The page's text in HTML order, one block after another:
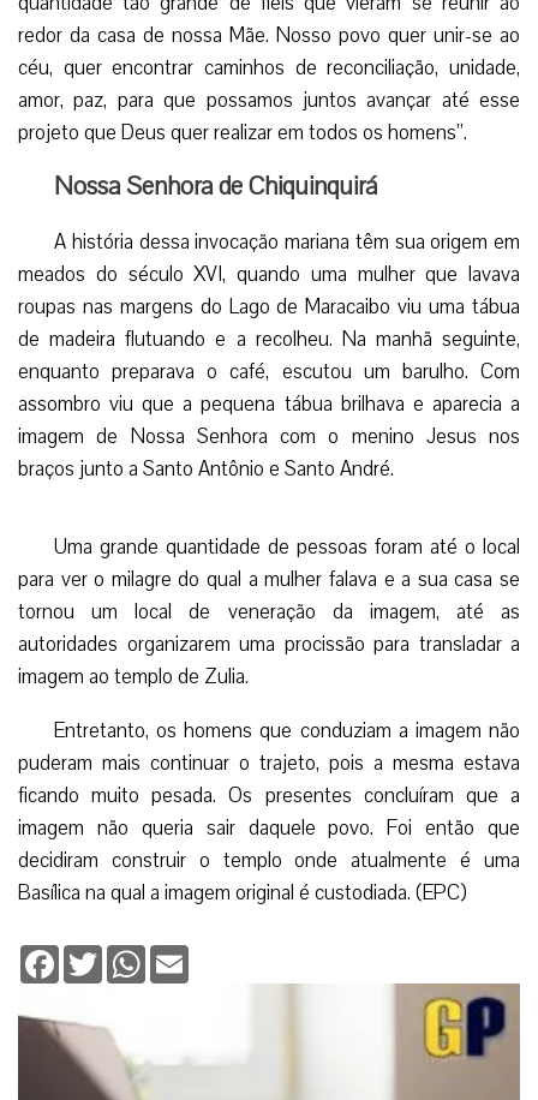
Em entrevista ao ‘Globovisión’, o Padre Nedward
Andrade Govea, Pároco e Reitor da Basílica de Nossa
Senhora de Chiquinquirá afirmou que “há anos não via uma
quantidade tão grande de fiéis que vieram se reunir ao
redor da casa de nossa Mãe. Nosso povo quer unir-se ao
céu, quer encontrar caminhos de reconciliação, unidade,
Nossa Senhora de Chiquinquirá
A história dessa invocação mariana têm sua origem em
meados do século XVI, quando uma mulher que lavava
de madeira flutuando e a recolheu. Na manhã seguinte,
enquanto preparava o café, escutou um barulho. Com
assombro viu que a pequena tábua brilhava e aparecia a
imagem de Nossa Senhora com o menino Jesus nos
braços junto a Santo Antônio e Santo André.